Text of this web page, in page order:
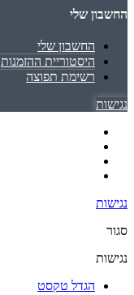
החשבון שלי
החשבון שלי
היסטוריית ההזמנות
רשימת תפוצה
נגישות
נגישות
סגור
נגישות
הגדל טקסט